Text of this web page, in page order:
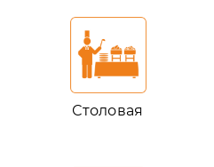
Столовая